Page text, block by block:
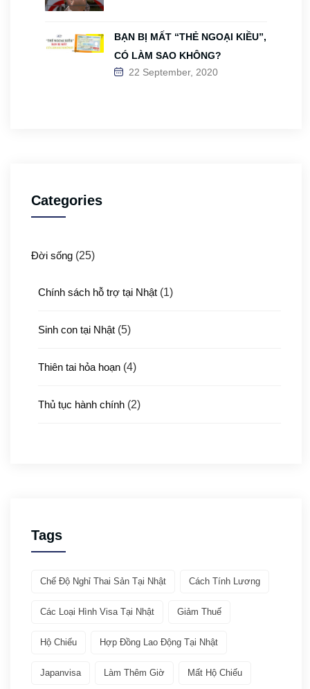
BẠN BỊ MẤT “THẺ NGOẠI KIỀU”,
CÓ LÀM SAO KHÔNG?
22 September, 2020
Categories
Đời sống (25)
Chính sách hỗ trợ tại Nhật (1)
Sinh con tại Nhật (5)
Thiên tai hỏa hoạn (4)
Thủ tục hành chính (2)
Văn hóa & Du lịch
Việc làm
Tags
Chế Độ Nghỉ Thai Sản Tại Nhật Cách Tính Lương
Các Loại Hình Visa Tại Nhật Giảm Thuế
Hộ Chiếu Hợp Đồng Lao Động Tại Nhật
Japanvisa Làm Thêm Giờ Mất Hộ Chiếu